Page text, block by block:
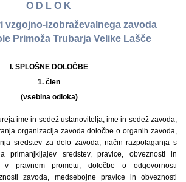
O D L O K
vzgojno-izobraževalnega zavoda
Primoža Trubarja Velike Lašče
I. SPLOŠNE DOLOČBE
1. člen
(vsebina odloka)
ime in sedež ustanovitelja, ime in sedež zavoda,
organizacija zavoda določbe o organih zavoda,
sredstev za delo zavoda, način razpolaganja s
primanjkljajev sredstev, pravice, obveznosti in
v pravnem prometu, določbe o odgovornosti
zavoda, medsebojne pravice in obveznosti